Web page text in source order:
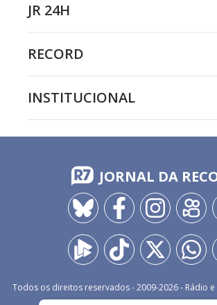
JR 24H
RECORD
INSTITUCIONAL
JORNAL DA
Todos os direitos reservados - 2009-2026- Rádio e